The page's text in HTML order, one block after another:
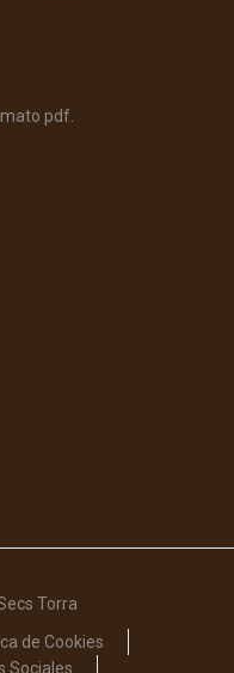
pdf.
Torra
de Cookies
Sociales